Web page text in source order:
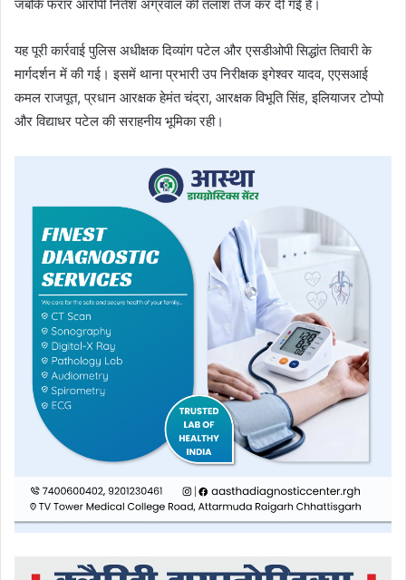
जबकि फरार आरोपी नितेश अग्रवाल की तलाश तेज कर दी गई है।
यह पूरी कार्रवाई पुलिस अधीक्षक दिव्यांग पटेल और एसडीओपी सिद्धांत तिवारी के
मार्गदर्शन में की गई। इसमें थाना प्रभारी उप निरीक्षक इगेश्वर यादव, एएसआई
कमल राजपूत, प्रधान आरक्षक हेमंत चंद्रा, आरक्षक विभूति सिंह, इलियाजर टोप्पो
और विद्याधर पटेल की सराहनीय भूमिका रही।